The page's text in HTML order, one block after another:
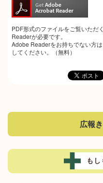
PDF形式のファイルをご覧いただ
Readerが必要です。
Adobe Readerをお持ちでない方
してください。（無料）
広報
もし